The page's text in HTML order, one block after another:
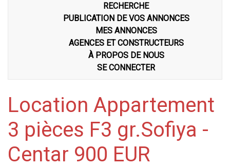
RECHERCHE
PUBLICATION DE VOS ANNONCES
MES ANNONCES
AGENCES ET CONSTRUCTEURS
À PROPOS DE NOUS
SE CONNECTER
Location Appartement
3 pièces F3 gr.Sofiya -
Centar 900 EUR